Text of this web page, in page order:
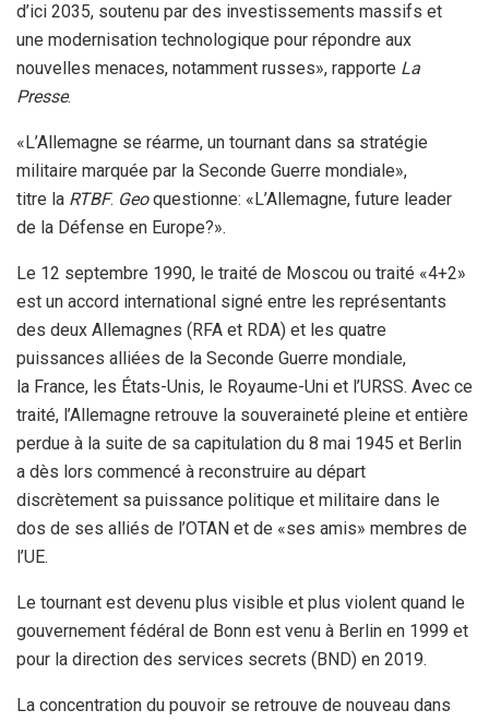
d’ici 2035, soutenu par des investissements massifs et
une modernisation technologique pour répondre aux
nouvelles menaces, notamment russes», rapporte La
Presse.
«L’Allemagne se réarme, un tournant dans sa stratégie
militaire marquée par la Seconde Guerre mondiale»,
titre la RTBF. Geoquestionne: «L’Allemagne, future leader
de la Défense en Europe?».
Le 12 septembre 1990, le traité de Moscou ou traité «4+2»
est un accord international signé entre les représentants
des deux Allemagnes (RFA et RDA) et les quatre
puissances alliées de la Seconde Guerre mondiale,
la France, les États-Unis, le Royaume-Uni et l’URSS. Avec ce
traité, l’Allemagne retrouve la souveraineté pleine et entière
perdue à la suite de sa capitulation du 8 mai 1945 et Berlin
a dès lors commencé à reconstruire au départ
discrètement sa puissance politique et militaire dans le
dos de ses alliés de l’OTAN et de «ses amis» membres de
l’UE.
Le tournant est devenu plus visible et plus violent quand le
gouvernement fédéral de Bonn est venu à Berlin en 1999 et
pour la direction des services secrets (BND) en 2019.
La concentration du pouvoir se retrouve de nouveau dans